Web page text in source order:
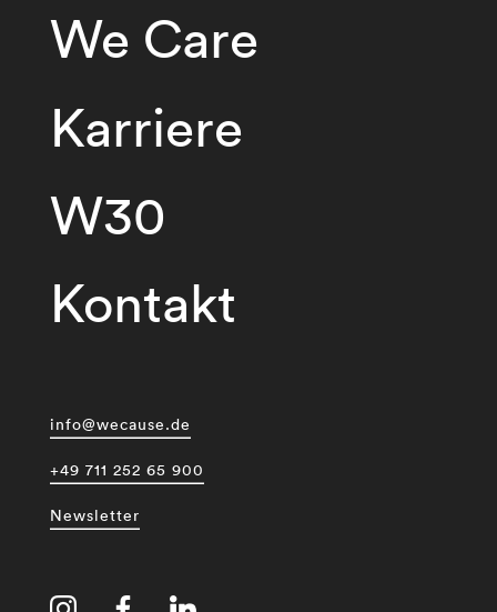
We Care
Karriere
W30
Kontakt
info@wecause.de
+49 711 252 65 900
Newsletter